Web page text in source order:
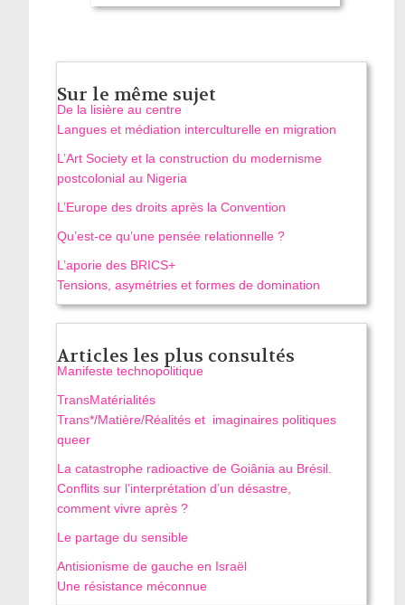
Sur le même sujet
De la lisière au centre
Langues et médiation interculturelle en migration
L’Art Society et la construction du modernisme
postcolonial au Nigeria
L’Europe des droits après la Convention
Qu’est-ce qu’une pensée relationnelle ?
L’aporie des BRICS+
Tensions, asymétries et formes de domination
Articles les plus consultés
Manifeste technopolitique
TransMatérialités
Trans*/Matière/Réalités et imaginaires politiques
queer
La catastrophe radioactive de Goiânia au Brésil.
Conflits sur l’interprétation d’un désastre,
comment vivre après ?
Le partage du sensible
Antisionisme de gauche en Israël
Une résistance méconnue